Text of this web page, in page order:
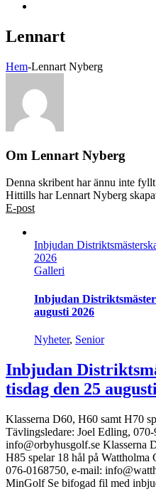
Lennart
Hem-Lennart Nyberg
Om Lennart Nyberg
Denna skribent har ännu inte
Hittills har Lennart Nyberg
E-post
Inbjudan
2026
Galleri
Inbjudan
augusti 2026
Nyheter, Senior
Inbjudan
tisdag den 25
Klasserna D60, H60 samt H70
Tävlingsledare: Joel Edling,
info@orbyhusgolf.se Klasserna
H85 spelar 18 hål på
076-0168750, e-mail:
MinGolf Se bifogad fil med